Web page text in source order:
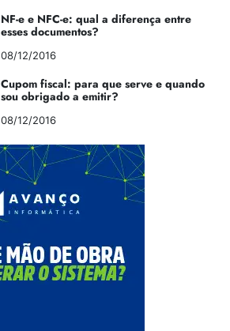
NF-e e NFC-e: qual a diferença entre
esses documentos?
08/12/2016
Cupom fiscal: para que serve e quando
sou obrigado a emitir?
08/12/2016